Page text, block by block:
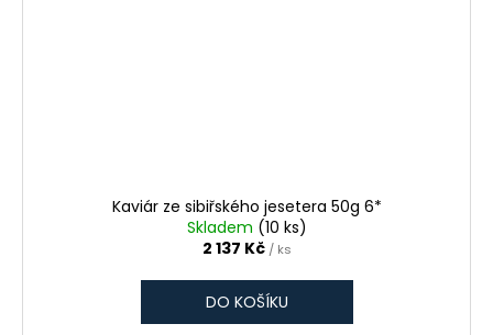
Kaviár ze sibiřského jesetera 50g 6*
Skladem (10 ks)
2 137 Kč / ks
DO KOŠÍKU